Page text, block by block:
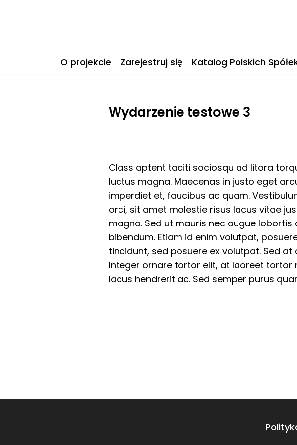
O projekcie Zarejestruj się Katalog Polskich
Wydarzenie testowe 3
Class aptent taciti sociosqu ad litora
luctus magna. Maecenas in justo eget
imperdiet et, faucibus ac quam.
orci, sit amet molestie risus lacus vitae
magna. Sed ut mauris nec augue lobortis
bibendum. Etiam id enim volutpat,
tincidunt, sed posuere ex volutpat. Sed
Integer ornare tortor elit, at laoreet tortor
lacus hendrerit ac. Sed semper purus